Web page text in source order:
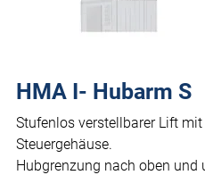
HMA I- Hubarm S
Stufenlos verstellbarer Lift
Steuergehäuse.
Hubgrenzung nach oben